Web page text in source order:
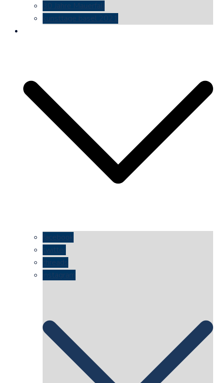
30 Jahre Mauerfall
kunsttage basel 2021
facebook
twitter
threads
instagram